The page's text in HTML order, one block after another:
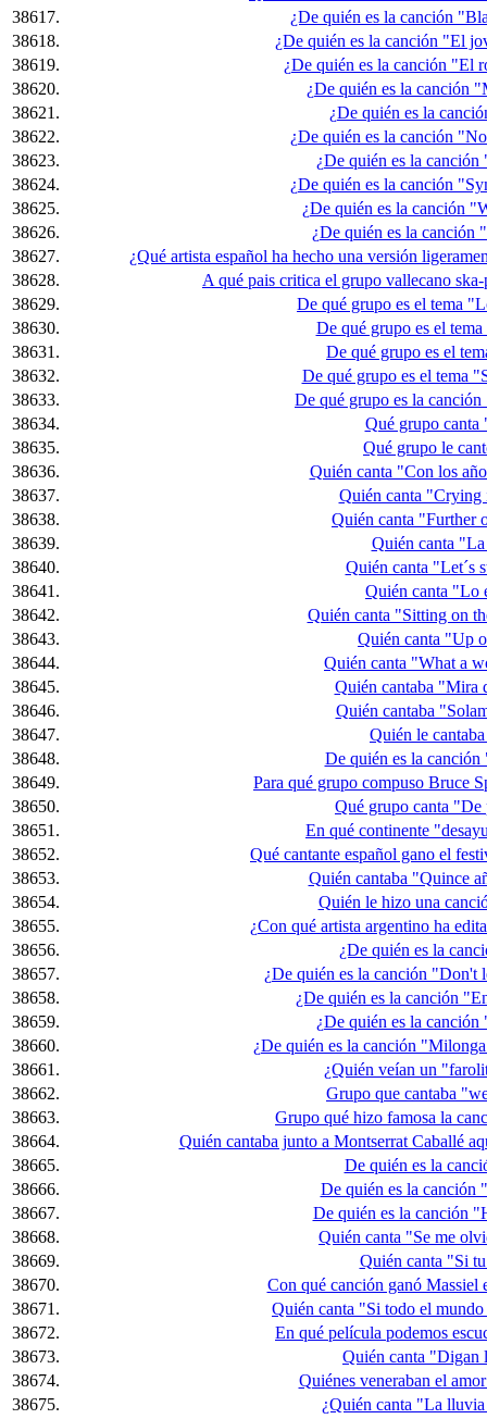
38617.
¿De quién es la canción
38618.
¿De quién es la canción "El
38619.
¿De quién es la canción "El
38620.
¿De quién es la canción
38621.
¿De quién es la
38622.
¿De quién es la canción
38623.
¿De quién es la
38624.
¿De quién es la canción
38625.
¿De quién es la canción
38626.
¿De quién es la canción
38627.
¿Qué artista español ha hecho una versión
38628.
A qué pais critica el grupo vallecano
38629.
De qué grupo es el tema
38630.
De qué grupo es el
38631.
De qué grupo es el
38632.
De qué grupo es el tema
38633.
De qué grupo es la
38634.
Qué grupo canta
38635.
Qué grupo le
38636.
Quién canta "Con los
38637.
Quién canta "Crying
38638.
Quién canta "Further
38639.
Quién canta
38640.
Quién canta "Let´s
38641.
Quién canta "Lo
38642.
Quién canta "Sitting on
38643.
Quién canta "Up
38644.
Quién canta "What a
38645.
Quién cantaba "Mira
38646.
Quién cantaba
38647.
Quién le
38648.
De quién es la
38649.
Para qué grupo compuso Bruce
38650.
Qué grupo canta "De
38651.
En qué continente
38652.
Qué cantante español gano el
38653.
Quién cantaba "Quince
38654.
Quién le hizo una
38655.
¿Con qué artista argentino ha
38656.
¿De quién es la
38657.
¿De quién es la canción "Don't
38658.
¿De quién es la canción
38659.
¿De quién es la
38660.
¿De quién es la canción
38661.
¿Quién veían un
38662.
Grupo que cantaba
38663.
Grupo qué hizo famosa la
38664.
Quién cantaba junto a Montserrat Caballé
38665.
De quién es la
38666.
De quién es la canción
38667.
De quién es la canción
38668.
Quién canta "Se me
38669.
Quién canta "Si
38670.
Con qué canción ganó Massiel
38671.
Quién canta "Si todo el
38672.
En qué película podemos
38673.
Quién canta "Digan
38674.
Quiénes veneraban el
38675.
¿Quién canta "La lluvia